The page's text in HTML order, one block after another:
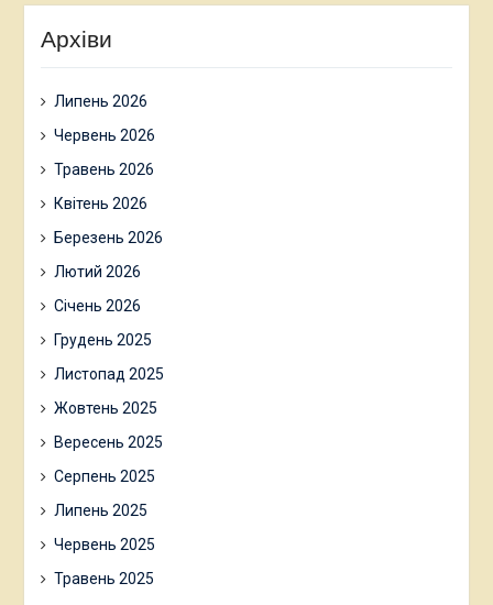
Архіви
Липень 2026
Червень 2026
Травень 2026
Квітень 2026
Березень 2026
Лютий 2026
Січень 2026
Грудень 2025
Листопад 2025
Жовтень 2025
Вересень 2025
Серпень 2025
Липень 2025
Червень 2025
Травень 2025